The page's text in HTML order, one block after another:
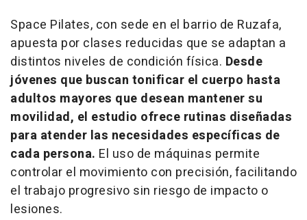
Space Pilates, con sede en el barrio de Ruzafa,
apuesta por clases reducidas que se adaptan a
distintos niveles de condición física. Desde
jóvenes que buscan tonificar el cuerpo hasta
adultos mayores que desean mantener su
movilidad, el estudio ofrece rutinas diseñadas
para atender las necesidades específicas de
cada persona. El uso de máquinas permite
controlar el movimiento con precisión, facilitando
el trabajo progresivo sin riesgo de impacto o
lesiones.